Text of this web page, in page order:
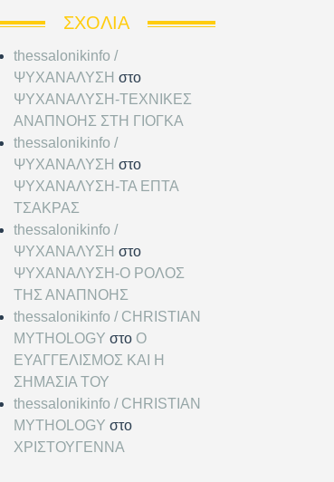
ΣΧΌΛΙΑ
thessalonikinfo /
ΨΥΧΑΝΑΛΥΣΗ στο
ΨΥΧΑΝΑΛΥΣΗ-ΤΕΧΝΙΚΕΣ
ΑΝΑΠΝΟΗΣ ΣΤΗ ΓΙΟΓΚΑ
thessalonikinfo /
ΨΥΧΑΝΑΛΥΣΗ στο
ΨΥΧΑΝΑΛΥΣΗ-ΤΑ ΕΠΤΑ
ΤΣΑΚΡΑΣ
thessalonikinfo /
ΨΥΧΑΝΑΛΥΣΗ στο
ΨΥΧΑΝΑΛΥΣΗ-Ο ΡΟΛΟΣ
ΤΗΣ ΑΝΑΠΝΟΗΣ
thessalonikinfo / CHRISTIAN
MYTHOLOGY στο Ο
ΕΥΑΓΓΕΛΙΣΜΟΣ ΚΑΙ Η
ΣΗΜΑΣΙΑ ΤΟΥ
thessalonikinfo / CHRISTIAN
MYTHOLOGY στο
ΧΡΙΣΤΟΥΓΕΝΝΑ